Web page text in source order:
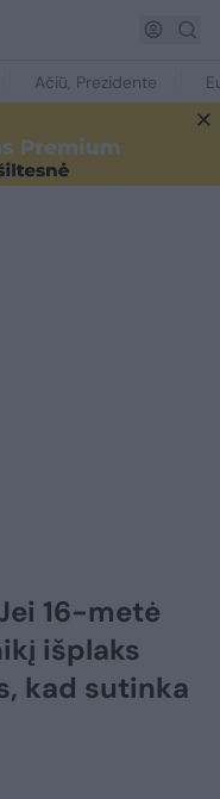
Ačiū, Prezidente
16-metė
išplaks
kad sutinka